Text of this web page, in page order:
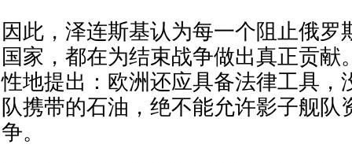
因此，泽连斯基认为每一个阻止俄罗
国家，都在为结束战争做出真正贡献
性地提出：欧洲还应具备法律工具，
队携带的石油，绝不能允许影子舰队
争。